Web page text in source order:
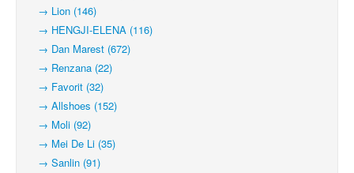
→ Lion (146)
→ HENGJI-ELENA (116)
→ Dan Marest (672)
→ Renzana (22)
→ Favorit (32)
→ Allshoes (152)
→ Moli (92)
→ Mei De Li (35)
→ Sanlin (91)